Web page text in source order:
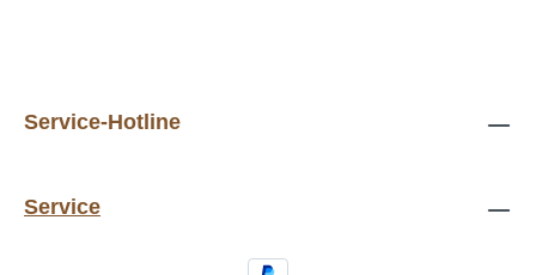
Service-Hotline
Service